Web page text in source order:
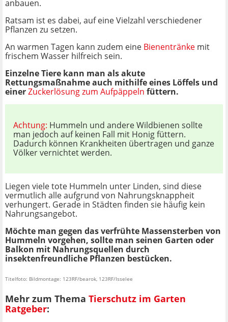
anbauen.
Ratsam ist es dabei, auf eine Vielzahl verschiedener
Pflanzen zu setzen.
An warmen Tagen kann zudem eine Bienentränke mit
frischem Wasser hilfreich sein.
Einzelne Tiere kann man als akute
Rettungsmaßnahme auch mithilfe eines Löffels und
einerZuckerlösung zum Aufpäppeln füttern.
Achtung: Hummeln und andere Wildbienen sollte
man jedoch auf keinen Fall mit Honig füttern.
Dadurch können Krankheiten übertragen und ganze
Völker vernichtet werden.
Liegen viele tote Hummeln unter Linden, sind diese
vermutlich alle aufgrund von Nahrungsknappheit
verhungert. Gerade in Städten finden sie häufig kein
Nahrungsangebot.
Möchte man gegen das verfrühte Massensterben von
Hummeln vorgehen, sollte man seinen Garten oder
Balkon mit Nahrungsquellen durch
insektenfreundliche Pflanzen bestücken.
Titelfoto: Bildmontage: 123RF/bearok, 123RF/Isselee
Mehr zum Thema Tierschutz im Garten
Ratgeber: